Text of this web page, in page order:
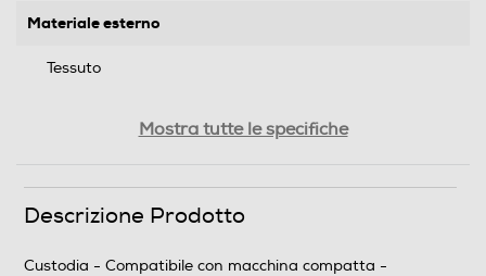
Materiale esterno
Tessuto
Dimensioni - Peso
172
Larghezza-mm
Mostra tutte le specifiche
Descrizione Prodotto
Custodia - Compatibile con macchina compatta -